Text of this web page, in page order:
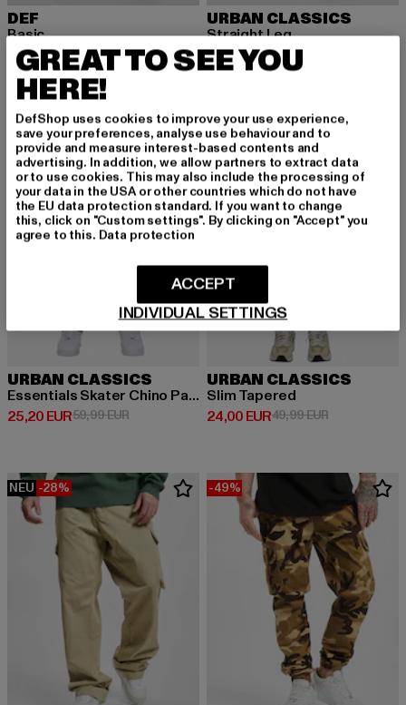
DEF
Basic
40,19 EUR
Derzeitiger Preis: 40,19 EUR
59,99 EUR Aktionspreis: 59,99 EUR
URBAN CLASSICS
Straight Leg
28,99 EUR
Derzeitiger Preis: 28,99 EUR
49,99 EUR
-58%
URBAN CLASSICS
Essentials Skater Chino Pants
25,20 EUR
Derzeitiger Preis: 25,20 EUR
59,99 EURAktionspreis: 59,99 EUR
-52%
URBAN CLASSICS
Slim Tapered
24,00 EUR
Derzeitiger Preis: 24,00 EUR
49,99 EURAktionspreis:
NEU -28% -49%
GREAT TO SEE YOU
HERE!
DefShop uses cookies to improve your use experience,
save your preferences, analyse use behaviour and to
provide and measure interest-based contents and
advertising. In addition, we allow partners to extract data
or to use cookies. This may also include the processing of
your data in the USA or other countries which do not have
the EU data protection standard. If you want to change
this, click on "Custom settings". By clicking on "Accept" you
agree to this. Data protection
INDIVIDUAL SETTINGS
ACCEPT